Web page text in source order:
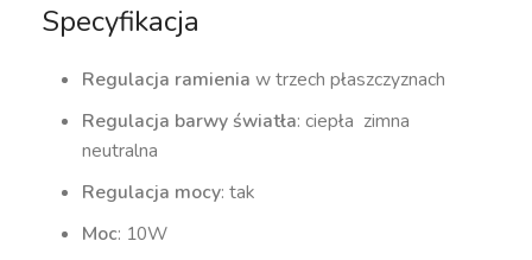
Specyfikacja
Regulacja ramienia w trzech płaszczyznach
Regulacja barwy światła: ciepła zimna
neutralna
Regulacja mocy: tak
Moc: 10W